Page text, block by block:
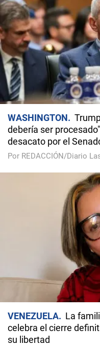
WASHINGTON
debería ser
desacato por el
Por REDACCIÓN/Diario
VENEZUELA
La
celebra el cierre
su libertad